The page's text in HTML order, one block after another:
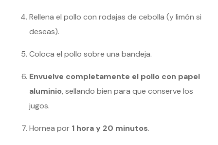
Rellena el pollo con rodajas de cebolla (y limón si
deseas).
Coloca el pollo sobre una bandeja.
Envuelve completamente el pollo con papel
aluminio, sellando bien para que conserve los
jugos.
Hornea por 1 hora y 20 minutos.